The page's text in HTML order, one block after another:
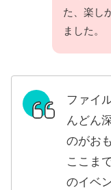
た、楽し
ました。
ファイ
んどん
のがお
ここま
のイベ